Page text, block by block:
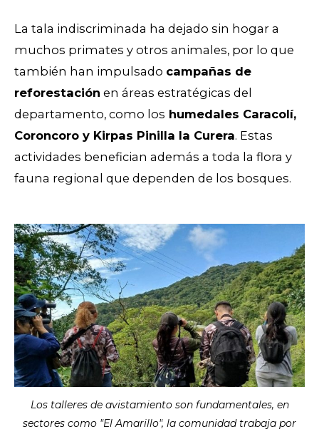
La tala indiscriminada ha dejado sin hogar a
muchos primates y otros animales, por lo que
también han impulsado campañas de
reforestación en áreas estratégicas del
departamento, como los humedales Caracolí,
Coroncoro y Kirpas Pinilla la Curera. Estas
actividades benefician además a toda la flora y
fauna regional que dependen de los bosques.
Los talleres de avistamiento son fundamentales, en
sectores como "El Amarillo", la comunidad trabaja por